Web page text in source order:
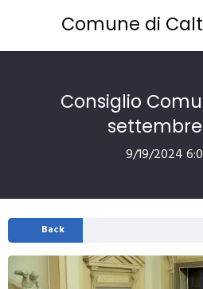
Comune di
Consiglio
9/19/2024
Back